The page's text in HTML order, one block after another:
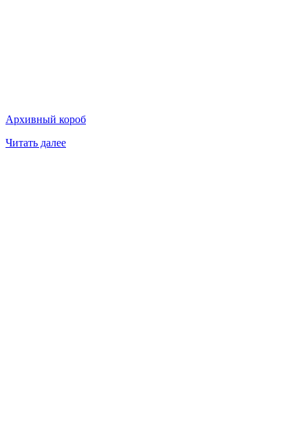
Архивный короб
Читать далее